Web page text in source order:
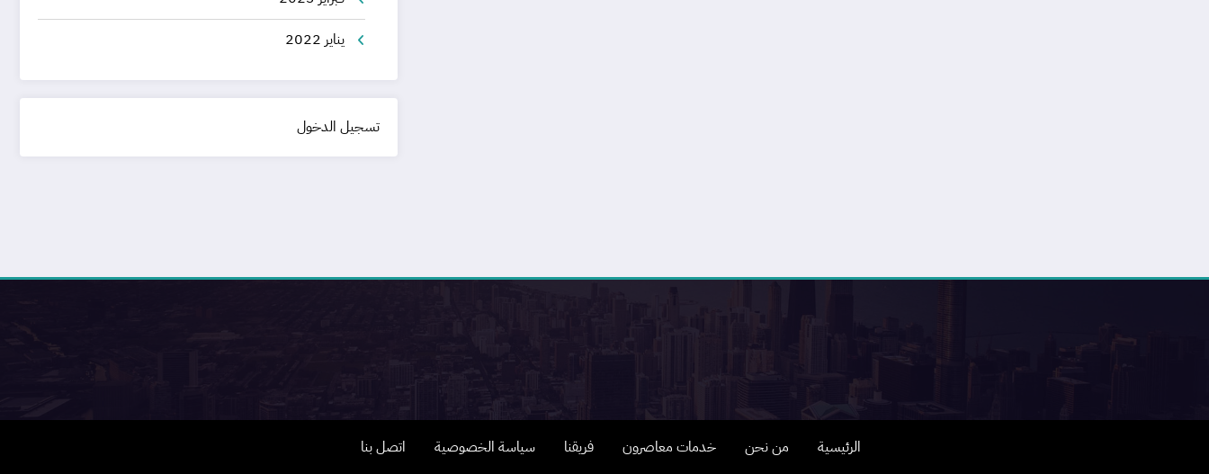
يناير 2022
تسجيل الدخول
الرئيسية من نحن خدمات معاصرون فريقنا سياسة الخصوصية اتصل بنا